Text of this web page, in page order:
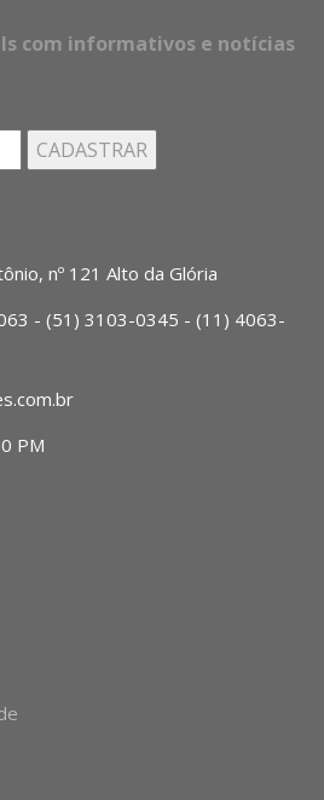
com informativos e notícias
nº 121 Alto da Glória
- (51) 3103-0345 - (11) 4063-
PM